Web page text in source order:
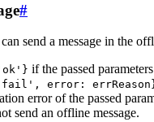
#
send a message in the
if the passed
error:
error of the passed
send an offline message.